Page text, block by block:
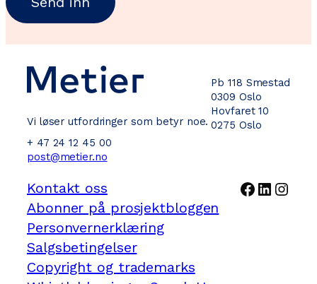
Vi løser utfordringer som betyr noe.
+ 47 24 12 45 00
post@metier.no
Pb 118 Smestad
0309 Oslo
Hovfaret 10
0275 Oslo
Kontakt oss
Abonner på prosjektbloggen
Personvernerklæring
Salgsbetingelser
Copyright og trademarks
Facebook